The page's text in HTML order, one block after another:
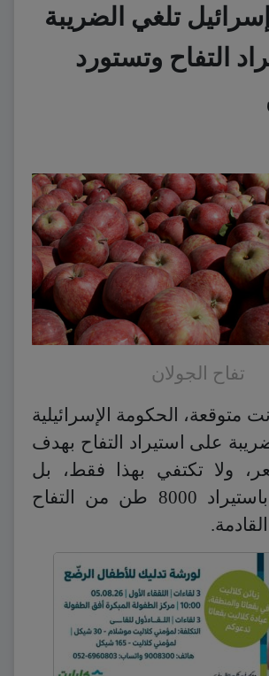
تلغي الضريبة
التفاح وتستورد
تفاح الجولان
متوقعة، الحكومة الإسرائيلية
على استيراد التفاح بهدف
ولا تكتفي بهذا فقط، بل
تسمح أيضاً باستيراد 8000 طن من التفاح